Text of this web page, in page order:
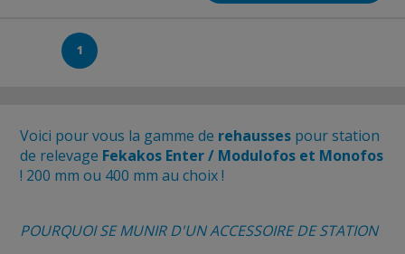
1
Voici pour vous la gamme de rehausses pour station
de relevage Fekakos Enter / Modulofos et Monofos
! 200 mm ou 400 mm au choix !
POURQUOI SE MUNIR D'UN ACCESSOIRE DE STATION